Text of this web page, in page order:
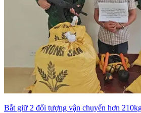
Bắt giữ 2 đối tượng vận chuyển hơn